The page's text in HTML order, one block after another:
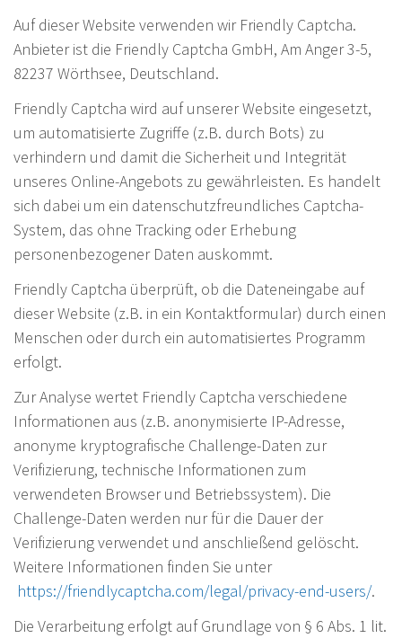
Auf dieser Website verwenden wir Friendly Captcha.
Anbieter ist die Friendly Captcha GmbH, Am Anger 3-5,
82237 Wörthsee, Deutschland.
Friendly Captcha wird auf unserer Website eingesetzt,
um automatisierte Zugriffe (z.B. durch Bots) zu
verhindern und damit die Sicherheit und Integrität
unseres Online-Angebots zu gewährleisten. Es handelt
sich dabei um ein datenschutzfreundliches Captcha-
System, das ohne Tracking oder Erhebung
personenbezogener Daten auskommt.
Friendly Captcha überprüft, ob die Dateneingabe auf
dieser Website (z.B. in ein Kontaktformular) durch einen
Menschen oder durch ein automatisiertes Programm
erfolgt.
Zur Analyse wertet Friendly Captcha verschiedene
Informationen aus (z.B. anonymisierte IP-Adresse,
anonyme kryptografische Challenge-Daten zur
Verifizierung, technische Informationen zum
verwendeten Browser und Betriebssystem). Die
Challenge-Daten werden nur für die Dauer der
Verifizierung verwendet und anschließend gelöscht.
Weitere Informationen finden Sie unter
https://friendlycaptcha.com/legal/privacy-end-users/.
Die Verarbeitung erfolgt auf Grundlage von § 6 Abs. 1 lit.